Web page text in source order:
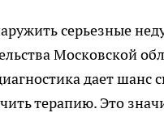
серьезные
Московской
дает шанс
терапию. Это